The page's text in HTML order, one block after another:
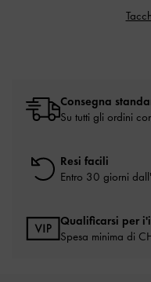
Consegna
Su tutti gli ordini
Resi facili
Entro 30 giorni
Qualificarsi per
Spesa minima di